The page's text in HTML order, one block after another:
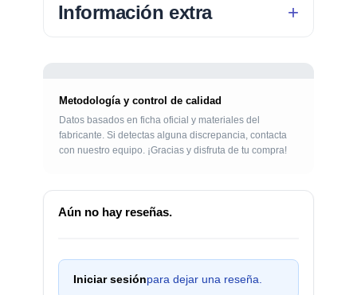
Información extra
Metodología y control de calidad
Datos basados en ficha oficial y materiales del
fabricante. Si detectas alguna discrepancia, contacta
con nuestro equipo. ¡Gracias y disfruta de tu compra!
Aún no hay reseñas.
Iniciar sesiónpara dejar una reseña.